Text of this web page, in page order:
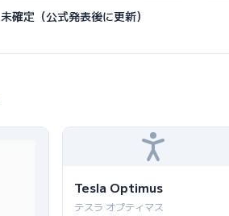
未確定（公式発表後に更新）
Tesla Optimus
テスラ オプティマス